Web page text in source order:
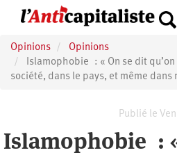
principal
Opinions
Opinions
Islamophobie : « On se dit
société, dans le pays, et même dans
Publié le
Islamophobie :